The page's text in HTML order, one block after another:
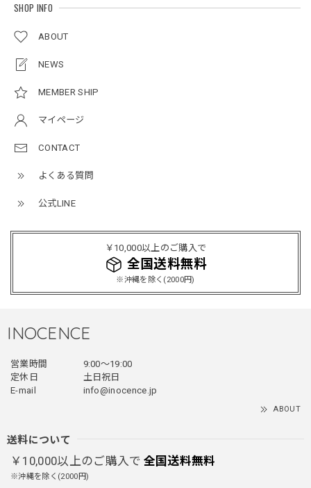
SHOP INFO
ABOUT
NEWS
MEMBER SHIP
マイページ
CONTACT
よくある質問
公式LINE
￥10,000以上のご購入で
全国送料無料
※沖縄を除く(2000円)
てあまり他のお店で売ってないようなデザインだと思うので
買って良かったです！！ただ写真の通り袖の方が明らかに長
いです！当方160cm女性、Lサイズで袖はかなり余る感じで
す！
ブラック/L
2025/12/24
クにチャックが気になりますが可愛いのでOKです！！笑
INOCENCE
営業時間
9:00〜19:00
定休日
土日祝日
E-mail
info@inocence.jp
ABOUT
送料について
￥10,000以上のご購入で 全国送料無料
※沖縄を除く(2000円)